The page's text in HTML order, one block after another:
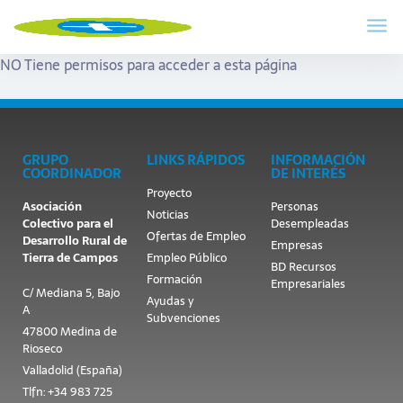
NO Tiene permisos para acceder a esta página
GRUPO
COORDINADOR
Asociación
Colectivo para el
Desarrollo Rural de
Tierra de Campos
C/ Mediana 5, Bajo
A
47800 Medina de
Rioseco
Valladolid (España)
Tlfn: +34 983 725
LINKS RÁPIDOS
Proyecto
Noticias
Ofertas de Empleo
Empleo Público
Formación
Ayudas y
Subvenciones
INFORMACIÓN
DE INTERÉS
Personas
Desempleadas
Empresas
BD Recursos
Empresariales